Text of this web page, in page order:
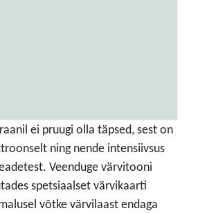
ei pruugi olla täpsed, sest on
ning nende intensiivsus
Veenduge värvitooni
spetsiaalset värvikaarti
võtke värvilaast endaga